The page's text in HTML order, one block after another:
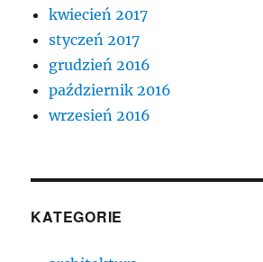
kwiecień 2017
styczeń 2017
grudzień 2016
październik 2016
wrzesień 2016
KATEGORIE